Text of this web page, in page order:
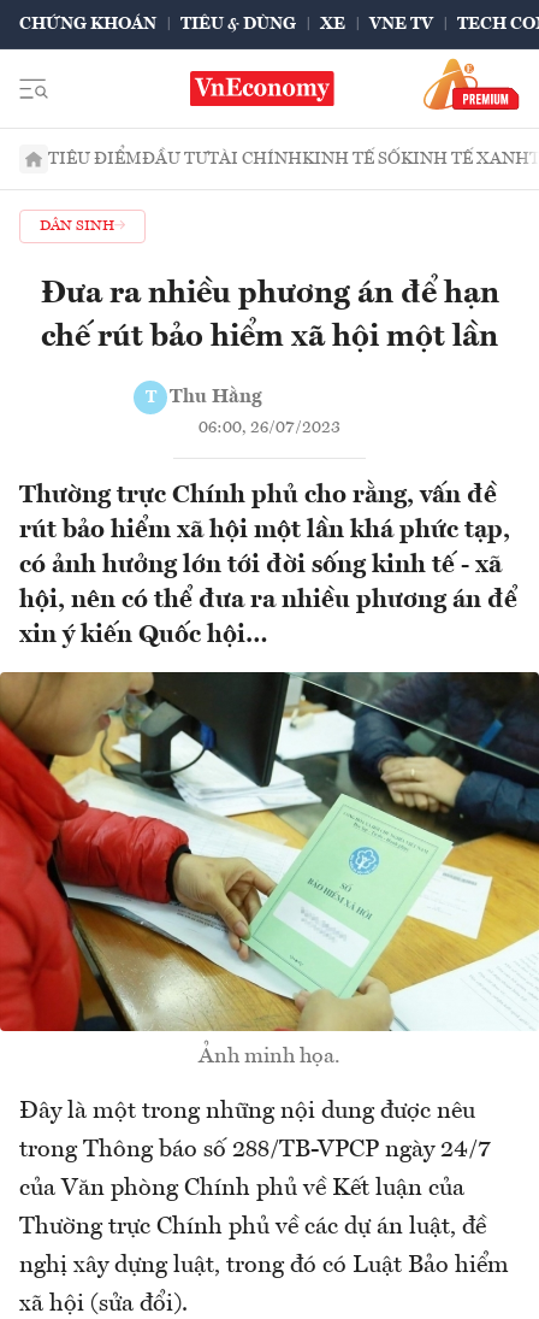
CHỨNG KHOÁN TIÊU & DÙNG XE VNE TV TECH
TIÊU ĐIỂMĐẦU TƯTÀI CHÍNHKINH TẾ SỐKINH TẾ XANH
DÂN SINH
Đưa ra nhiều phương án để hạn
chế rút bảo hiểm xã hội một lần
T Thu Hằng
06:00, 26/07/2023
Thường trực Chính phủ cho rằng, vấn đề
rút bảo hiểm xã hội một lần khá phức tạp,
có ảnh hưởng lớn tới đời sống kinh tế - xã
hội, nên có thể đưa ra nhiều phương án để
xin ý kiến Quốc hội…
Ảnh minh họa.
Đây là một trong những nội dung được nêu
trong Thông báo số 288/TB-VPCP ngày 24/7
của Văn phòng Chính phủ về Kết luận của
Thường trực Chính phủ về các dự án luật, đề
nghị xây dựng luật, trong đó có Luật Bảo hiểm
xã hội (sửa đổi).